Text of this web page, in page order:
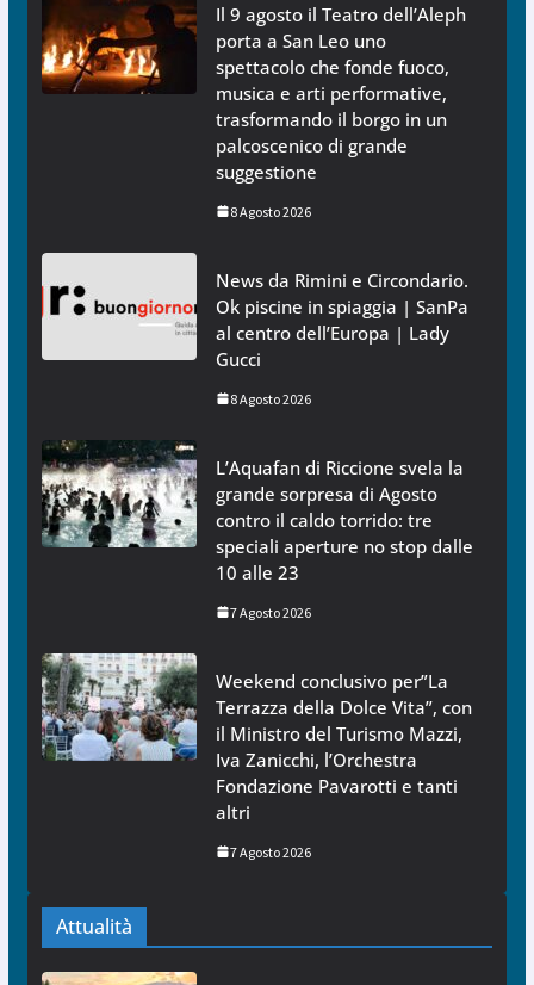
Il 9 agosto il Teatro dell’Aleph
porta a San Leo uno
spettacolo che fonde fuoco,
musica e arti performative,
trasformando il borgo in un
palcoscenico di grande
suggestione
8 Agosto 2026
News da Rimini e Circondario.
Ok piscine in spiaggia | SanPa
al centro dell’Europa | Lady
Gucci
8 Agosto 2026
L’Aquafan di Riccione svela la
grande sorpresa di Agosto
contro il caldo torrido: tre
speciali aperture no stop dalle
10 alle 23
7 Agosto 2026
Weekend conclusivo per”La
Terrazza della Dolce Vita”, con
il Ministro del Turismo Mazzi,
Iva Zanicchi, l’Orchestra
Fondazione Pavarotti e tanti
altri
7 Agosto 2026
Attualità